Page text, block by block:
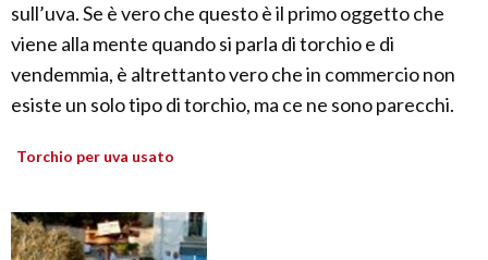
sull’uva. Se è vero che questo è il primo oggetto che
viene alla mente quando si parla di torchio e di
vendemmia, è altrettanto vero che in commercio non
esiste un solo tipo di torchio, ma ce ne sono parecchi.
Torchio per uva usato